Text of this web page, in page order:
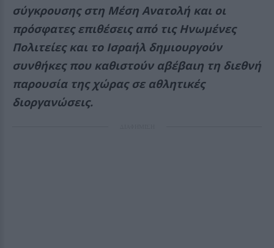
σύγκρουσης στη Μέση Ανατολή και οι
πρόσφατες επιθέσεις από τις Ηνωμένες
Πολιτείες και το Ισραήλ δημιουργούν
συνθήκες που καθιστούν αβέβαιη τη διεθνή
παρουσία της χώρας σε αθλητικές
διοργανώσεις.